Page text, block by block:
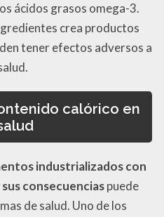
ácidos grasos omega-3.
crea productos
tener efectos adversos a
calórico en
industrializados con
consecuenciaspuede
de salud. Uno de los